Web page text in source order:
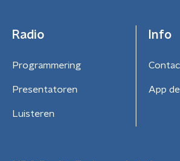
Radio
Programmering
Presentatoren
Luisteren
Info
App